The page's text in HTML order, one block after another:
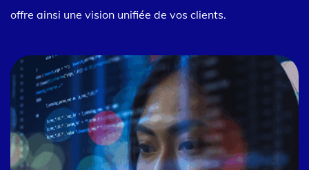
offre ainsi une vision unifiée de vos clients.